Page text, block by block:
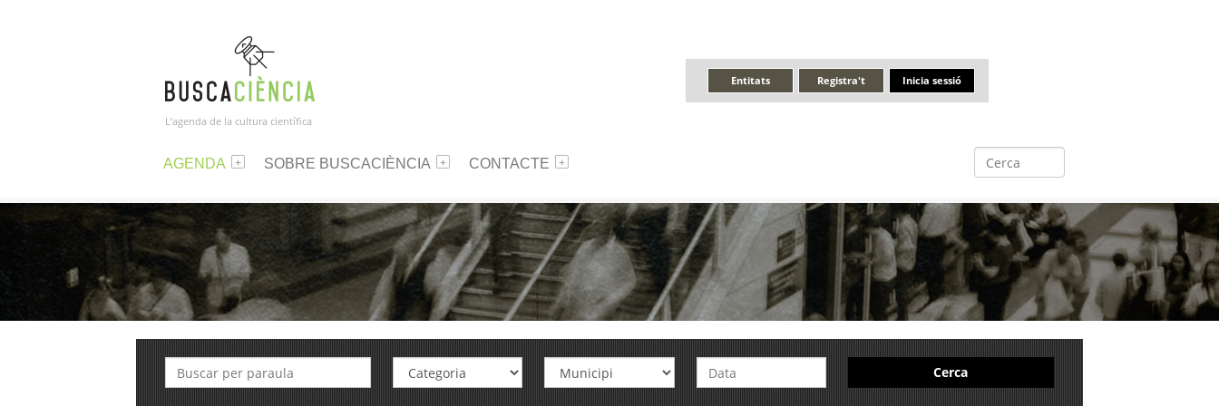
L’agenda de la cultura científica
Inicia sessió
Registra't
Entitats
AGENDA SOBRE BUSCACIÈNCIA CONTACTE
Cerca